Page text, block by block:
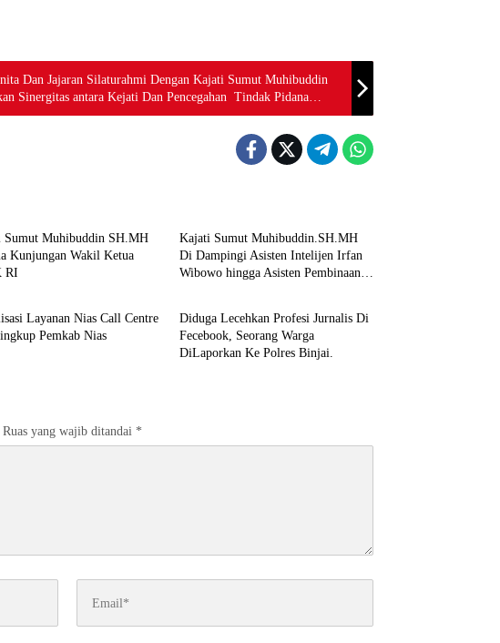
Dan Jajaran Silaturahmi Dengan Kajati Sumut Muhibuddin
Sinergitas antara Kejati Dan Pencegahan Tindak Pidana
Sumut Muhibuddin SH.MH
Kunjungan Wakil Ketua
RI
Kajati Sumut Muhibuddin.SH.MH
Di Dampingi Asisten Intelijen Irfan
Wibowo hingga Asisten Pembinaan
Layanan Nias Call Centre
Pemkab Nias
Diduga Lecehkan Profesi Jurnalis Di
Fecebook, Seorang Warga
DiLaporkan Ke Polres Binjai.
Ruas yang wajib ditandai *